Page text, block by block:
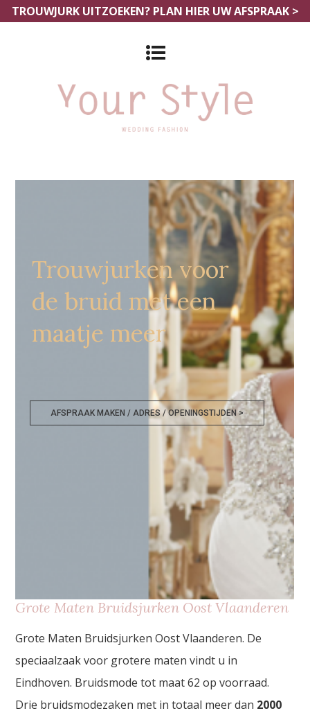
TROUWJURK UITZOEKEN? PLAN HIER UW AFSPRAAK >
Grote Maten Bruidsjurken Oost
Trouwjurken voor
de bruid met een
maatje meer
AFSPRAAK MAKEN / ADRES / OPENINGSTIJDEN >
Grote Maten Bruidsjurken Oost Vlaanderen
Grote Maten Bruidsjurken Oost Vlaanderen. De
speciaalzaak voor grotere maten vindt u in
Eindhoven. Bruidsmode tot maat 62 op voorraad.
Drie bruidsmodezaken met in totaal meer dan 2000